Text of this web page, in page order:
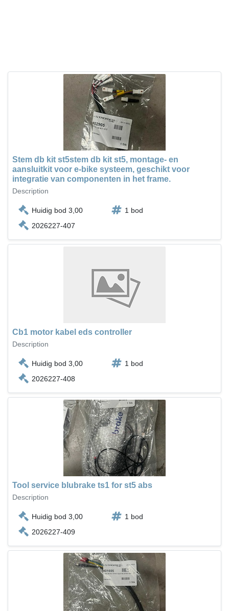
Stem db kit st5stem db kit st5, montage- en
aansluitkit voor e-bike systeem, geschikt voor
integratie van componenten in het frame.
Description
Huidig bod 3,00
1 bod
2026227-407
Cb1 motor kabel eds controller
Description
Huidig bod 3,00
1 bod
2026227-408
Tool service blubrake ts1 for st5 abs
Description
Huidig bod 3,00
1 bod
2026227-409